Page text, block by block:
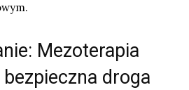
Mezoterapia
bezpieczna droga